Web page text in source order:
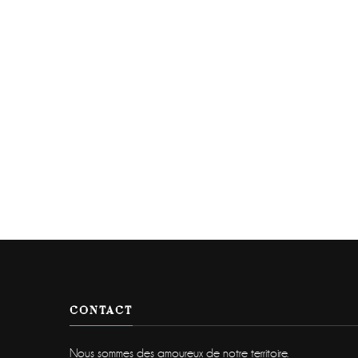
CONTACT
Nous sommes des amoureux de notre territoire.